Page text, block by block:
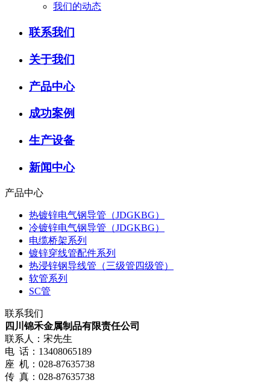
我们的动态
联系我们
关于我们
产品中心
成功案例
生产设备
新闻中心
产品中心
热镀锌电气钢导管（JDGKBG）
冷镀锌电气钢导管（JDGKBG）
电缆桥架系列
镀锌穿线管配件系列
热浸锌钢导线管（三级管四级管）
软管系列
SC管
联系我们
四川锦禾金属制品有限责任公司
联系人：宋先生
电 话：13408065189
座 机：028-87635738
传 真：028-87635738